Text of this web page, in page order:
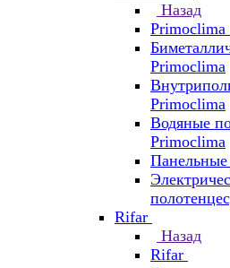
Назад
Primoclima
Primoclima
Primoclima
Водяные
Primoclima
Rifar
Назад
Rifar